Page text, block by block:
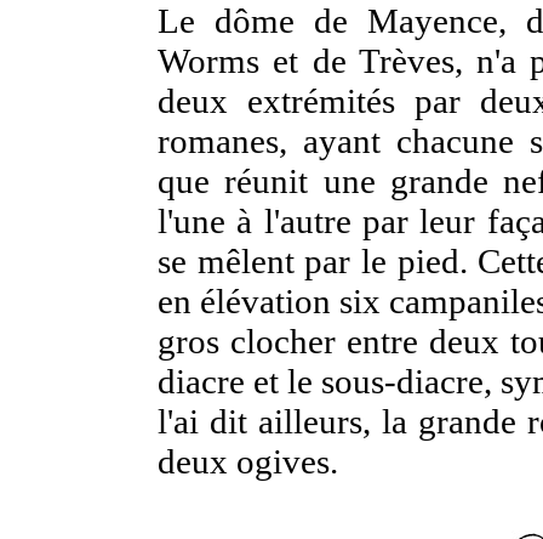
Le dôme de Mayence,
Worms et de Trèves, n'a
deux extrémités par
romanes, ayant chacune
que réunit une grande
l'une à l'autre par leur
se mêlent par le pied.
en élévation six
gros clocher entre deux
diacre et le sous-diacre,
l'ai dit ailleurs, la grande
deux ogives.